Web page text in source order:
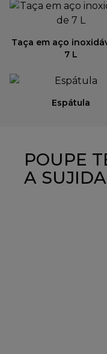
Taça em aço
7 L
Espátula
POUPE
A